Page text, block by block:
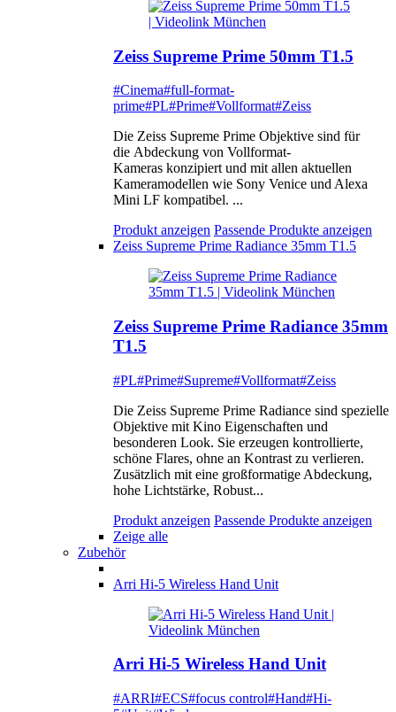
Zeiss Supreme Prime 50mm T1.5
#Cinema#full-format-
prime#PL#Prime#Vollformat#Zeiss
Die Zeiss Supreme Prime Objektive sind für
die Abdeckung von Vollformat-
Kameras konzipiert und mit allen aktuellen
Kameramodellen wie Sony Venice und Alexa
Mini LF kompatibel. ...
Produkt anzeigen Passende Produkte anzeigen
Zeiss Supreme Prime Radiance 35mm T1.5
Zeiss Supreme Prime Radiance 35mm
T1.5
#PL#Prime#Supreme#Vollformat#Zeiss
Die Zeiss Supreme Prime Radiance sind spezielle
Objektive mit Kino Eigenschaften und
besonderen Look. Sie erzeugen kontrollierte,
schöne Flares, ohne an Kontrast zu verlieren.
Zusätzlich mit eine großformatige Abdeckung,
hohe Lichtstärke, Robust...
Produkt anzeigen Passende Produkte anzeigen
Zeige alle
Zubehör
Arri Hi-5 Wireless Hand Unit
Arri Hi-5 Wireless Hand Unit
#ARRI#ECS#focus control#Hand#Hi-